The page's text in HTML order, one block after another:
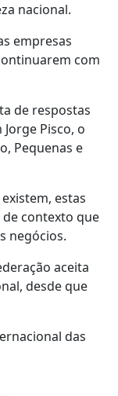
nacional.
empresas
com
de respostas
Pisco, o
Pequenas e
estas
de contexto que
negócios.
aceita
desde que
das